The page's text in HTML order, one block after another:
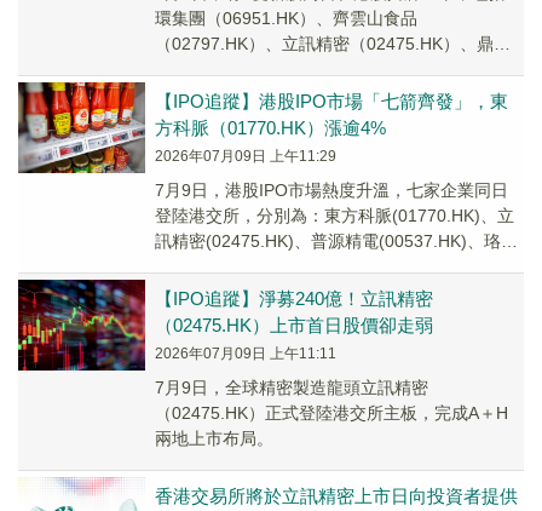
環集團（06951.HK）、齊雲山食品
（02797.HK）、立訊精密（02475.HK）、鼎泰
【IPO追蹤】港股IPO市場「七箭齊發」，東
方科脈（01770.HK）漲逾4%
2026年07月09日 上午11:29
7月9日，港股IPO市場熱度升溫，七家企業同日
登陸港交所，分別為：東方科脈(01770.HK)、立
訊精密(02475.HK)、普源精電(00537.HK)、珞石
【IPO追蹤】淨募240億！立訊精密
（02475.HK）上市首日股價卻走弱
2026年07月09日 上午11:11
7月9日，全球精密製造龍頭立訊精密
（02475.HK）正式登陸港交所主板，完成A＋H
兩地上市布局。
香港交易所將於立訊精密上市日向投資者提供